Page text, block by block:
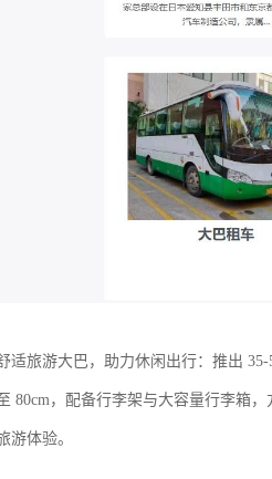
适旅游大巴，助力休闲出行：推出
80cm，配备行李架与大容量行李箱
游体验。